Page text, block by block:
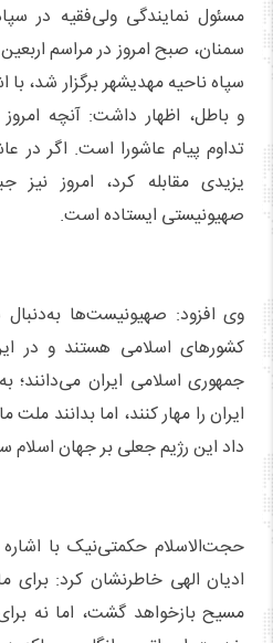
مسئول نمایندگی ولی‌فقیه در
سمنان، صبح امروز در مراسم
سپاه ناحیه مهدیشهر برگزار شد، با
و باطل، اظهار داشت: آنچه
تداوم پیام عاشورا است. اگر در
یزیدی مقابله کرد، امروز نیز
صهیونیستی ایستاده است.
وی افزود: صهیونیست‌ها
کشورهای اسلامی هستند و در
جمهوری اسلامی ایران می‌دانند؛
ایران را مهار کنند، اما بدانند ملت
داد این رژیم جعلی بر جهان اسلام
حجت‌الاسلام حکمتی‌نیک با اشاره
ادیان الهی خاطرنشان کرد:
مسیح بازخواهد گشت، اما نه